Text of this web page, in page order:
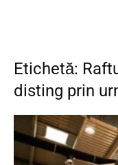
Etichetă:
disting prin